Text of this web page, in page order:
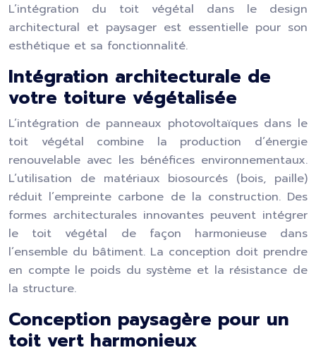
L’intégration du toit végétal dans le design
architectural et paysager est essentielle pour son
esthétique et sa fonctionnalité.
Intégration architecturale de
votre toiture végétalisée
L’intégration de panneaux photovoltaïques dans le
toit végétal combine la production d’énergie
renouvelable avec les bénéfices environnementaux.
L’utilisation de matériaux biosourcés (bois, paille)
réduit l’empreinte carbone de la construction. Des
formes architecturales innovantes peuvent intégrer
le toit végétal de façon harmonieuse dans
l’ensemble du bâtiment. La conception doit prendre
en compte le poids du système et la résistance de
la structure.
Conception paysagère pour un
toit vert harmonieux